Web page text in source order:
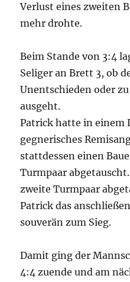
Verlust eines zweiten
mehr drohte.
Beim Stande von 3:4
Seliger an Brett 3, ob
Unentschieden oder
ausgeht.
Patrick hatte in einem
gegnerisches
stattdessen einen
Turmpaar
zweite Turmpaar
Patrick das
souverän zum Sieg.
Damit ging der
4:4 zuende und am